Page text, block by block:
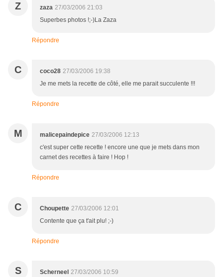
Z zaza 27/03/2006 21:03
Superbes photos !;-)La Zaza
Répondre
C coco28 27/03/2006 19:38
Je me mets la recette de côté, elle me parait succulente !!!
Répondre
M malicepaindepice 27/03/2006 12:13
c'est super cette recette ! encore une que je mets dans mon
carnet des recettes à faire ! Hop !
Répondre
C Choupette 27/03/2006 12:01
Contente que ça t'ait plu! ;-)
Répondre
S Scherneel 27/03/2006 10:59